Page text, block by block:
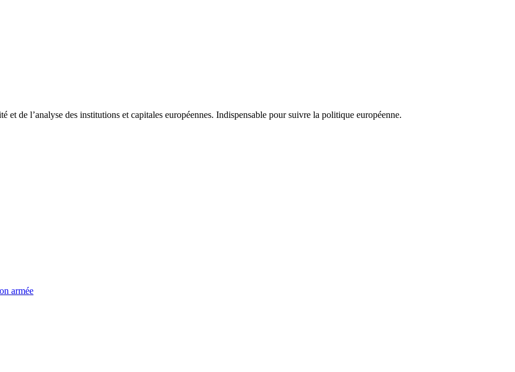
et de l’analyse des institutions et capitales européennes. Indispensable pour suivre la politique européenne.
armée